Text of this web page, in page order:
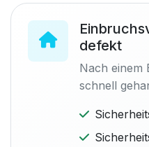
defekt
Nach einem
schnell